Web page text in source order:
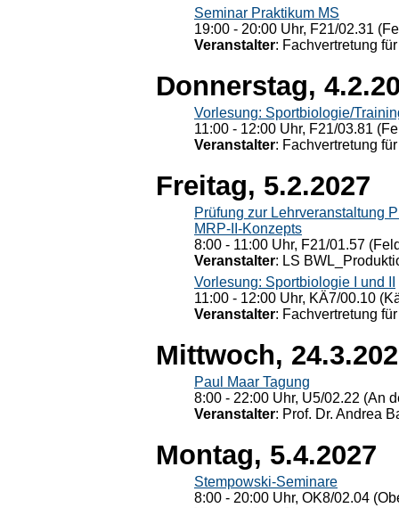
Seminar Praktikum MS
19:00 - 20:00 Uhr, F21/02.31
Veranstalter: Fachvertretung
Donnerstag,
Vorlesung: Sportbiologie/
11:00 - 12:00 Uhr, F21/03.81
Veranstalter: Fachvertretung
Freitag, 5.2.2027
Prüfung zur Lehrveranstaltung
MRP-II-Konzepts
8:00 - 11:00 Uhr, F21/01.57
Veranstalter: LS
Vorlesung: Sportbiologie I und II
11:00 - 12:00 Uhr, KÄ7/00.10
Veranstalter: Fachvertretung
Mittwoch,
Paul Maar Tagung
8:00 - 22:00 Uhr, U5/02.22 (An
Veranstalter: Prof. Dr. Andrea
Montag, 5.4.2027
Stempowski-Seminare
8:00 - 20:00 Uhr, OK8/02.04